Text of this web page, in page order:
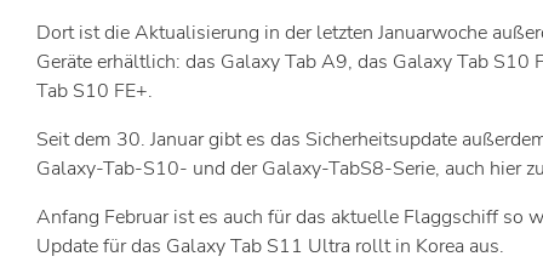
Dort ist die Aktualisierung in der letzten Januarwoche
Geräte erhältlich: das Galaxy Tab A9, das Galaxy Tab S10
Tab S10 FE+.
Seit dem 30. Januar gibt es das Sicherheitsupdate
Galaxy-Tab-S10- und der Galaxy-TabS8-Serie, auch hier
Anfang Februar ist es auch für das aktuelle Flaggschiff so
Update für das Galaxy Tab S11 Ultra rollt in Korea aus.